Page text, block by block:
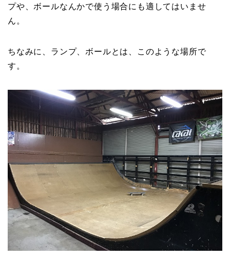
プや、ボールなんかで使う場合にも適してはいませ
ん。
ちなみに、ランプ、ボールとは、このような場所で
す。